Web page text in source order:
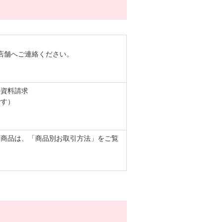
へご連絡ください。
料請求
）
品は、「商品別お取引方法」をご覧